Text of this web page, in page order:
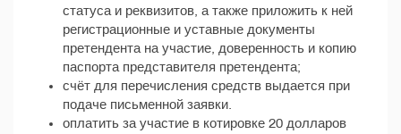
статуса и реквизитов, а также приложить к ней
регистрационные и уставные документы
претендента на участие, доверенность и копию
паспорта представителя претендента;
счёт для перечисления средств выдается при
подаче письменной заявки.
оплатить за участие в котировке 20 долларов